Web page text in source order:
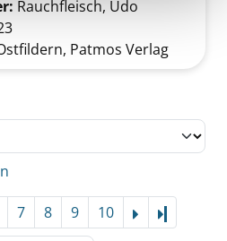
Rauchfleisch, Udo
Patmos Verlag
7 8 9 10